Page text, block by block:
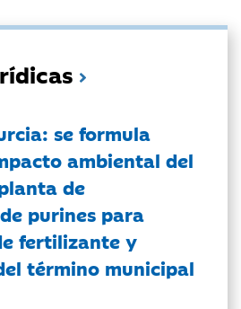
se formula
ambiental del
de
purines para
fertilizante y
término municipal